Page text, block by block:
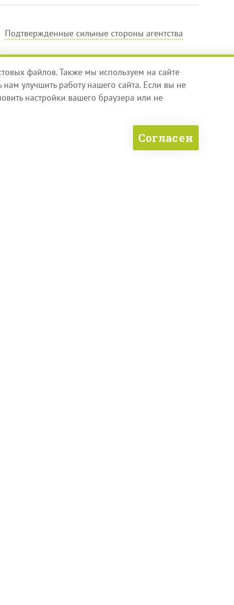
Подтвержденные сильные стороны агентства
Подтвержденные сильные стороны агентства
Подтвержденные сильные стороны агентства
файлов. Также мы используем на сайте
улучшить работу нашего сайта. Если вы не
настройки вашего браузера или не
Согласен